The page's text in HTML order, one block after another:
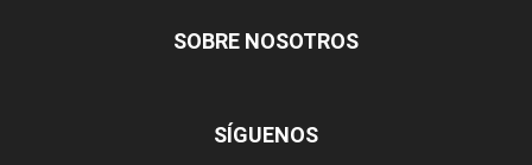
SOBRE NOSOTROS
SÍGUENOS